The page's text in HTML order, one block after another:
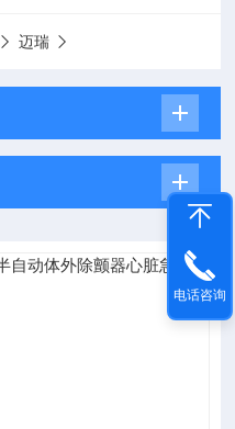
迈瑞
电话咨询